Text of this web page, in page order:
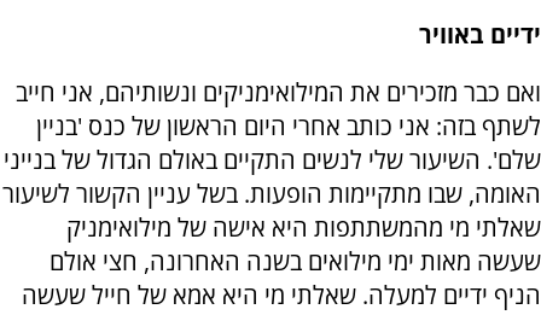
ידיים באוויר
ואם כבר מזכירים את המילואימניקים ונשותיהם, אני חייב
לשתף בזה: אני כותב אחרי היום הראשון של כנס 'בניין
שלם'. השיעור שלי לנשים התקיים באולם הגדול של בנייני
האומה, שבו מתקיימות הופעות. בשל עניין הקשור לשיעור
שאלתי מי מהמשתתפות היא אישה של מילואימניק
שעשה מאות ימי מילואים בשנה האחרונה, חצי אולם
הניף ידיים למעלה. שאלתי מי היא אמא של חייל שעשה